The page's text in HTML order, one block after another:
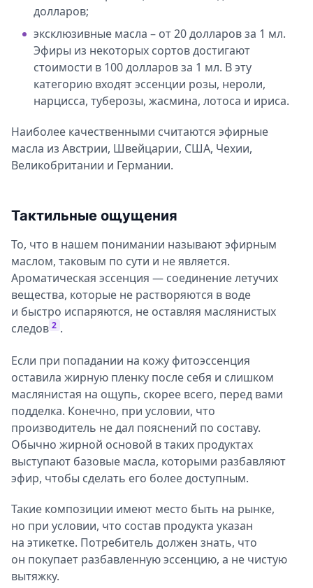
долларов;
эксклюзивные масла – от 20 долларов за 1 мл.
Эфиры из некоторых сортов достигают
стоимости в 100 долларов за 1 мл. В эту
категорию входят эссенции розы, нероли,
нарцисса, туберозы, жасмина, лотоса и ириса.
Наиболее качественными считаются эфирные
масла из Австрии, Швейцарии, США, Чехии,
Великобритании и Германии.
Тактильные ощущения
То, что в нашем понимании называют эфирным
маслом, таковым по сути и не является.
Ароматическая эссенция — соединение летучих
вещества, которые не растворяются в воде
и быстро испаряются, не оставляя маслянистых
следов 2 .
Если при попадании на кожу фитоэссенция
оставила жирную пленку после себя и слишком
маслянистая на ощупь, скорее всего, перед вами
подделка. Конечно, при условии, что
производитель не дал пояснений по составу.
Обычно жирной основой в таких продуктах
выступают базовые масла, которыми разбавляют
эфир, чтобы сделать его более доступным.
Такие композиции имеют место быть на рынке,
но при условии, что состав продукта указан
на этикетке. Потребитель должен знать, что
он покупает разбавленную эссенцию, а не чистую
вытяжку.